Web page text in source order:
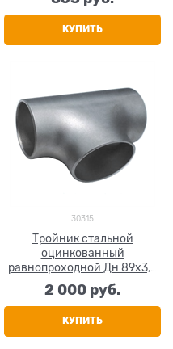
17376-2001
КУПИТЬ
30315
Тройник стальной
оцинкованный
равнопроходной Дн 89х3,5
(Ду 80) бесшовный ГОСТ
17376-2001
2 000 руб.
КУПИТЬ